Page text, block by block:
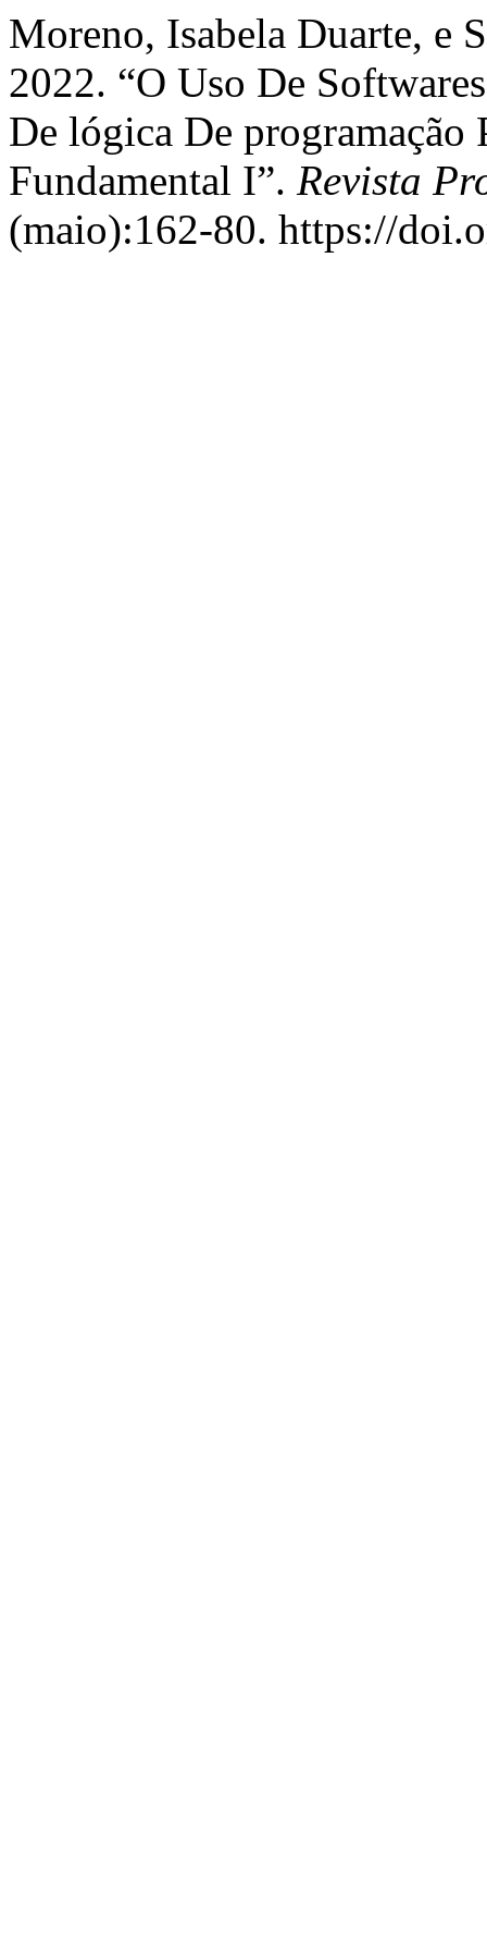
Moreno, Isabela Duarte, e
2022. “O Uso De
De lógica De programação
Fundamental I”. Revista
(maio):162-80. https://